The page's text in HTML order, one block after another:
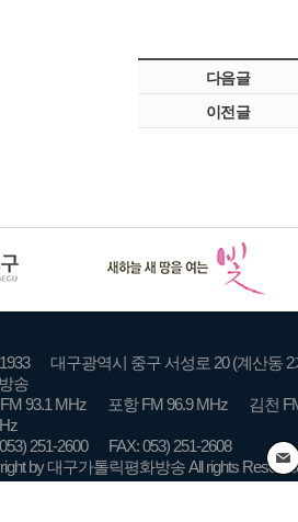
다음글
이전글
대구광역시 중구 서성로 20 (계산동 2
송
93.1 MHz
포항 FM 96.9 MHz
김천
251-2600
FAX: 053) 251-2608
by 대구가톨릭평화방송 All rights